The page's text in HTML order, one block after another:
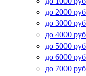
до 2000
до 3000
до 4000
до 5000
до 6000
до 7000